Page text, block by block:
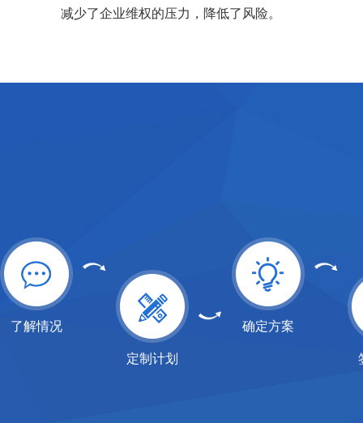
减少了企业维权的压力，降低了风险。
了解情况
定制计划
确定方案